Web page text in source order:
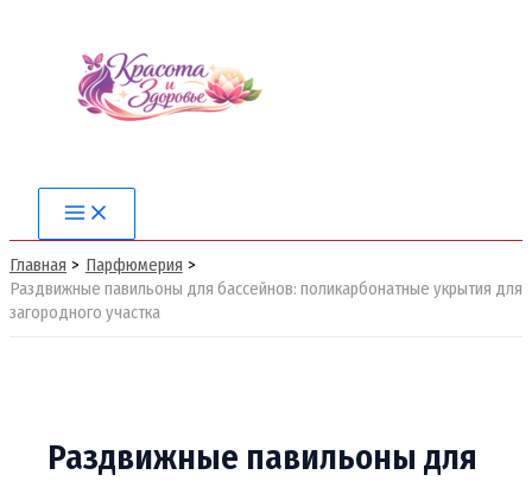
содержимому
Main
Menu
Главная
Парфюмерия
Раздвижные павильоны для бассейнов: поликарбонатные укрытия для
загородного участка
Раздвижные павильоны для